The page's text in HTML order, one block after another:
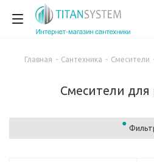
Главная - Сантехника - Смесители
Смесители